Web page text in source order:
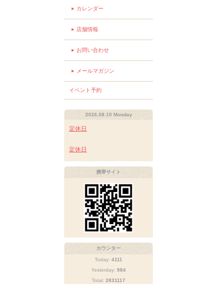
カレンダー
店舗情報
お問い合わせ
メールマガジン
イベント予約
2026.08.10 Monday
定休日
定休日
携帯サイト
カウンター
Today: 4111
Yesterday: 984
Total: 2831117